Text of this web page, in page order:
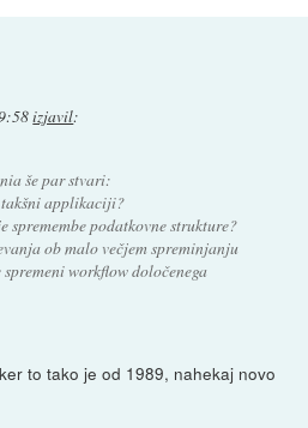
izjavil:
še par stvari:
applikaciji?
spremembe podatkovne strukture?
ob malo večjem spreminjanju
workflow določenega
to tako je od 1989, nahekaj novo